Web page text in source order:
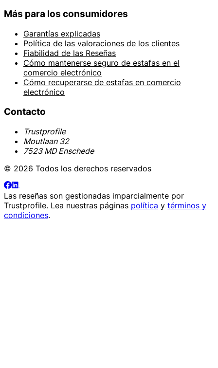
Más para los consumidores
Garantías explicadas
Política de las valoraciones de los clientes
Fiabilidad de las Reseñas
Cómo mantenerse seguro de estafas en el
comercio electrónico
Cómo recuperarse de estafas en comercio
electrónico
Contacto
Trustprofile
Moutlaan 32
7523 MD Enschede
© 2026 Todos los derechos reservados
Las reseñas son gestionadas imparcialmente por
Trustprofile. Lea nuestras páginas política y términos y
condiciones.